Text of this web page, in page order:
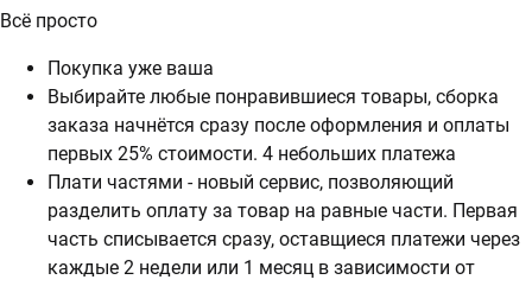
Всё просто
Покупка уже ваша
Выбирайте любые понравившиеся товары, сборка
заказа начнётся сразу после оформления и оплаты
первых 25% стоимости. 4 небольших платежа
Плати частями - новый сервис, позволяющий
разделить оплату за товар на равные части. Первая
часть списывается сразу, оставщиеся платежи через
каждые 2 недели или 1 месяц в зависимости от